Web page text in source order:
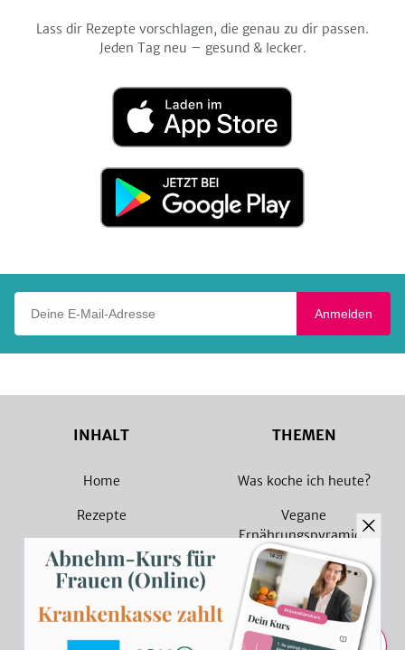
Lass dir Rezepte vorschlagen, die genau zu dir passen.
Jeden Tag neu – gesund & lecker.
Laden
im
App
Jetzt
Google
Anmelden
INHALT
Home
Rezepte
Magazin
Sammlungen
Rezept Suche
THEMEN
Was koche ich heute?
Vegane
Ernährungspyramide
Vegane Rezepte
Vegetarische Rezepte